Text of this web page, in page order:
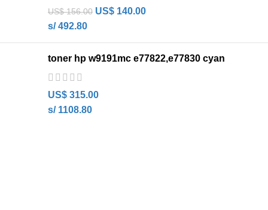
US$156.00 US$ 140.00
s/ 492.80
toner hp w9191mc e77822,e77830 cyan
US$ 315.00
s/ 1108.80